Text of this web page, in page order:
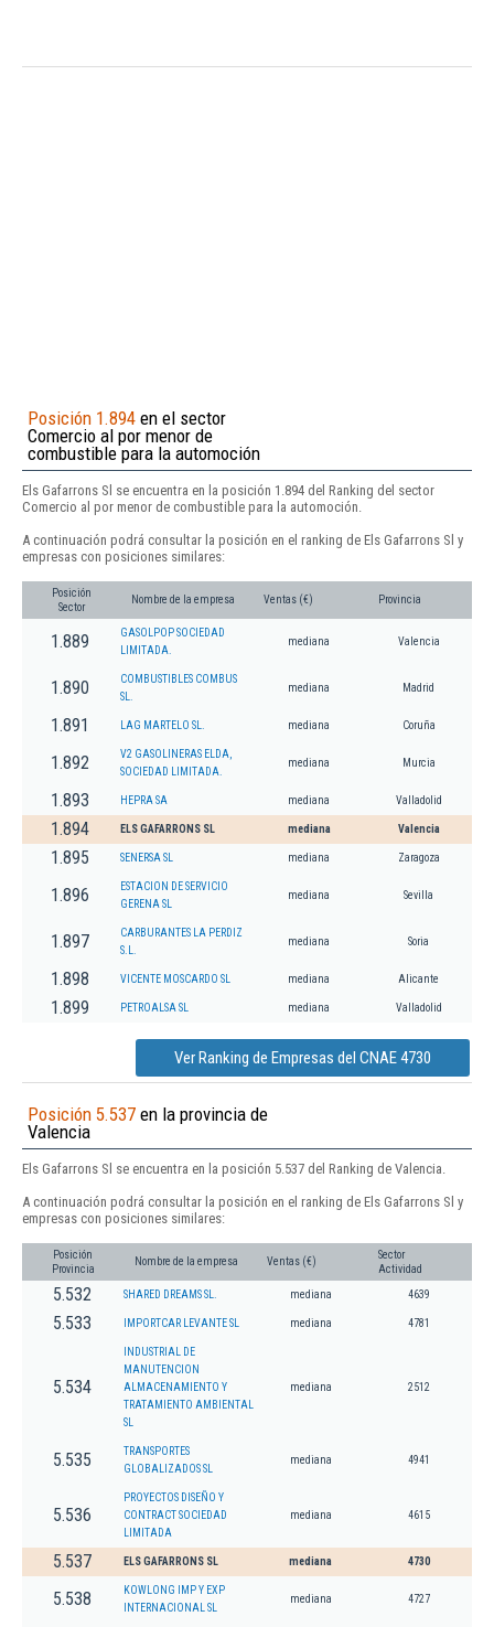
Posición 1.894 en el sector
Comercio al por menor de
combustible para la automoción
Els Gafarrons Sl se encuentra en la posición 1.894 del Ranking del sector
Comercio al por menor de combustible para la automoción.
A continuación podrá consultar la posición en el ranking de Els Gafarrons Sl y
empresas con posiciones similares:
Posición
Sector
Nombre de la empresa Ventas (€) Provincia
1.889
GASOLPOP SOCIEDAD
LIMITADA.
mediana Valencia
1.890
COMBUSTIBLES COMBUS
SL.
mediana Madrid
1.891 LAG MARTELO SL. mediana Coruña
1.892
V2 GASOLINERAS ELDA,
SOCIEDAD LIMITADA.
mediana Murcia
1.893 HEPRA SA mediana Valladolid
1.894 ELS GAFARRONS SL mediana Valencia
1.895 SENERSA SL mediana Zaragoza
1.896
ESTACION DE SERVICIO
GERENA SL
mediana Sevilla
1.897
CARBURANTES LA PERDIZ
S.L.
mediana Soria
1.898 VICENTE MOSCARDO SL mediana Alicante
1.899 PETROALSA SL mediana Valladolid
Ver Ranking de Empresas del CNAE 4730
Posición 5.537 en la provincia de
Valencia
Els Gafarrons Sl se encuentra en la posición 5.537 del Ranking de Valencia.
A continuación podrá consultar la posición en el ranking de Els Gafarrons Sl y
empresas con posiciones similares:
Posición
Provincia
Nombre de la empresa Ventas (€)
Sector
Actividad
5.532 SHARED DREAMS SL. mediana 4639
5.533 IMPORTCAR LEVANTE SL mediana 4781
5.534
INDUSTRIAL DE
MANUTENCION
ALMACENAMIENTO Y
TRATAMIENTO AMBIENTAL
SL
mediana 2512
5.535
TRANSPORTES
GLOBALIZADOS SL
mediana 4941
5.536
PROYECTOS DISEÑO Y
CONTRACT SOCIEDAD
LIMITADA
mediana 4615
5.537 ELS GAFARRONS SL mediana 4730
5.538
KOWLONG IMP Y EXP
INTERNACIONAL SL
mediana 4727